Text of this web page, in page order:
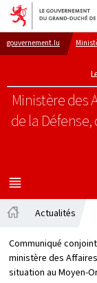
gouvernement.lu
Ministère des
de la
MENU
PRINCIPAL
Actualités
Communiqué
ministère des
situation au Moyen-